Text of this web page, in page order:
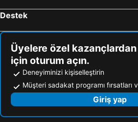
Destek
Üyelere özel
için oturum açın.
Deneyiminizi kişiselleştirin
Müşteri sadakat programı fırsatları
Giriş yap